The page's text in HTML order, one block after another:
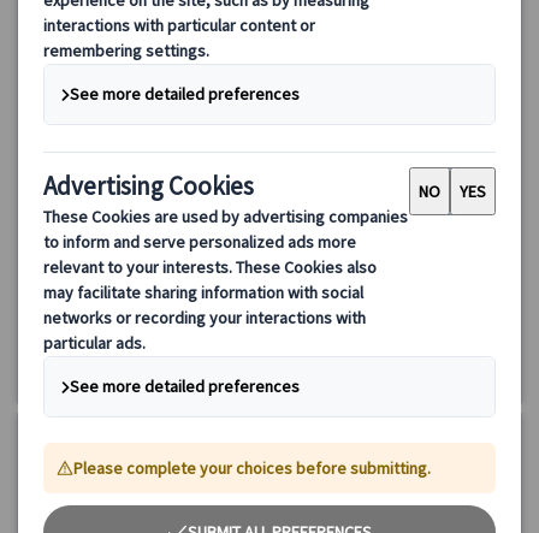
ロンドン大英博物館｜日本語公認ガイド付きプライベート半日
観光ツアー
必見展示を厳選解説。ガイド貸切で質問しながら巡れる安心プラ
79.00 GBP 71.10 GBP
詳細を見る
毎日(12/24～26、1/1、大英博物館閉館日を除く)
約4時間